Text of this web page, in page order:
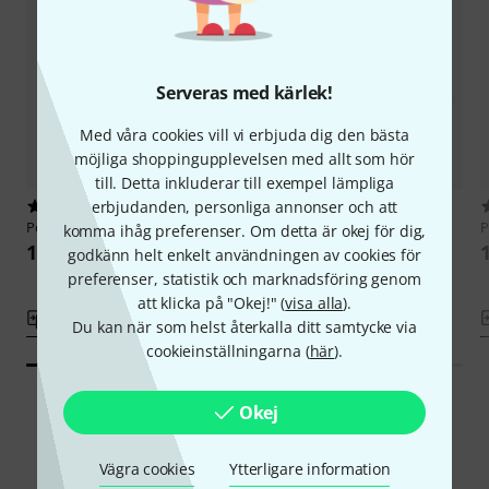
Serveras med kärlek!
Med våra cookies vill vi erbjuda dig den bästa
möjliga shoppingupplevelsen med allt som hör
till. Detta inkluderar till exempel lämpliga
erbjudanden, personliga annonser och att
komma ihåg preferenser. Om detta är okej för dig,
godkänn helt enkelt användningen av cookies för
preferenser, statistik och marknadsföring genom
att klicka på "Okej!" (visa alla).
Du kan när som helst återkalla ditt samtycke via
cookieinställningarna (här).
Okej
Vägra cookies Ytterligare information
3
Positive GridReactor Control
1 666 kr
Jämför
32
Positive GridSpark Control
1 099 kr
Jämför
Smart Navigator